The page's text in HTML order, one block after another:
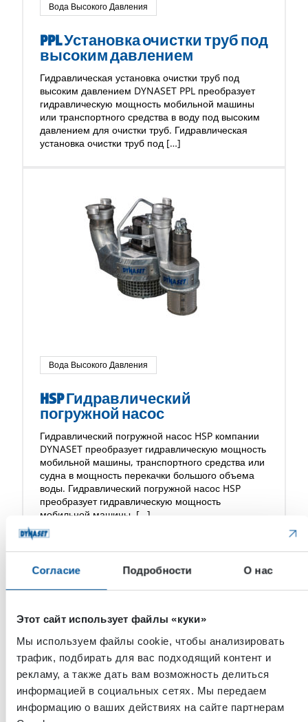
Согласие Подробности О нас
Этот сайт использует файлы «куки»
Мы используем файлы cookie, чтобы анализировать
трафик, подбирать для вас подходящий контент и
рекламу, а также дать вам возможность делиться
информацией в социальных сетях. Мы передаем
информацию о ваших действиях на сайте партнерам
Вода Высокого Давления
PPL Установка очистки труб под
высоким давлением
Гидравлическая установка очистки труб под
высоким давлением DYNASET PPL преобразует
гидравлическую мощность мобильной машины
или транспортного средства в воду под высоким
давлением для очистки труб. Гидравлическая
установка очистки труб под […]
Вода Высокого Давления
HSP Гидравлический
погружной насос
Гидравлический погружной насос HSP компании
DYNASET преобразует гидравлическую мощность
мобильной машины, транспортного средства или
судна в мощность перекачки большого объема
воды. Гидравлический погружной насос HSP
преобразует гидравлическую мощность
мобильной машины, […]